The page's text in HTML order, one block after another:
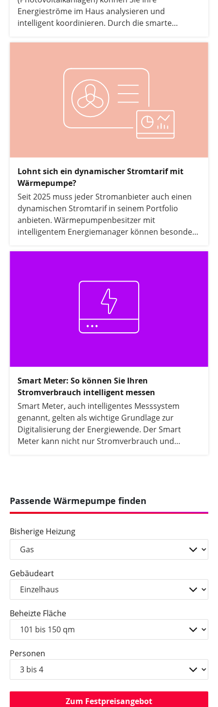
Energieströme im Haus analysieren und
intelligent koordinieren. Durch die smarte
Einsatz eines Energiemanagers mit PV wissen
müssen und für wen sich die Kombination
besonders lohnt.
Lohnt sich ein dynamischer Stromtarif mit
Wärmepumpe?
Seit 2025 muss jeder Stromanbieter auch einen
dynamischen Stromtarif in seinem Portfolio
anbieten. Wärmepumpenbesitzer mit
intelligentem Energiemanager können besonders
Wärmepumpe besonders lohnt und welche
technischen Voraussetzungen Sie dazu erfüllen
Smart Meter: So können Sie Ihren
Stromverbrauch intelligent messen
Smart Meter, auch intelligentes Messsystem
genannt, gelten als wichtige Grundlage zur
Digitalisierung der Energiewende. Der Smart
Meter kann nicht nur Stromverbrauch und
Meter wissen müssen.
Passende Wärmepumpe finden
Bisherige Heizung
Gebäudeart
Beheizte Fläche
Personen
Zum Festpreisangebot